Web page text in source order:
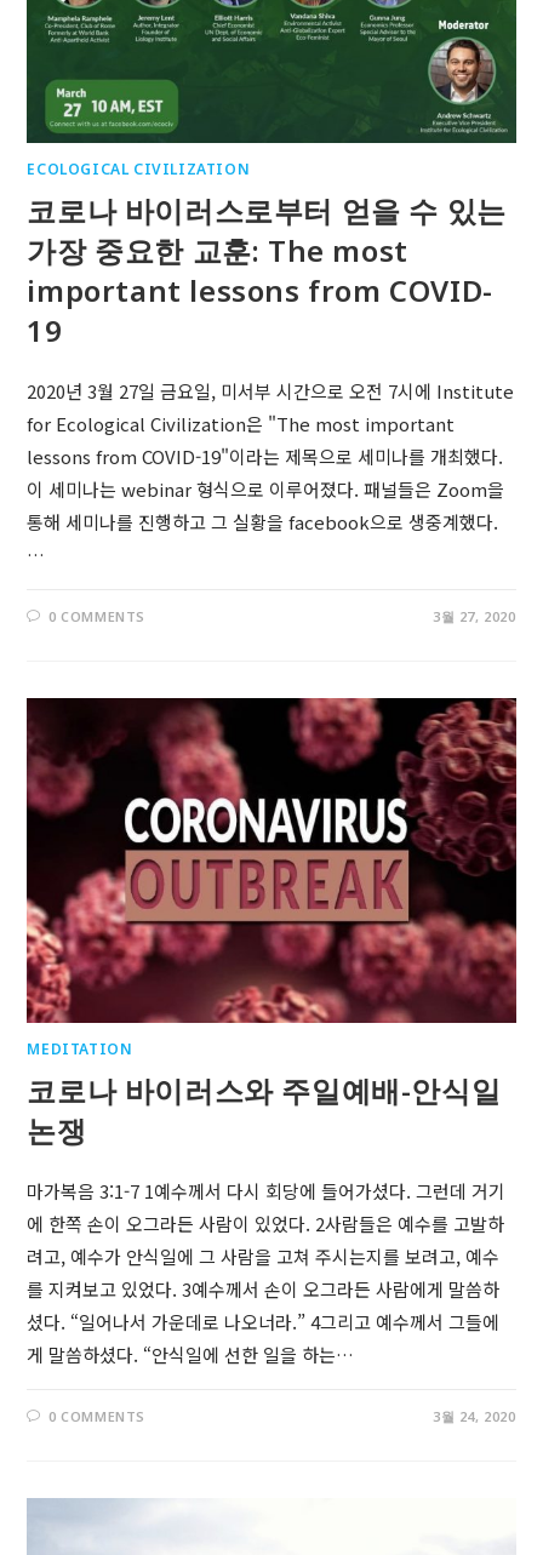
ECOLOGICAL CIVILIZATION
코로나 바이러스로부터 얻을 수 있는
가장 중요한 교훈: The most
important lessons from COVID-
19
2020년 3월 27일 금요일, 미서부 시간으로 오전 7시에 Institute
for Ecological Civilization은 "The most important
lessons from COVID-19"이라는 제목으로 세미나를 개최했다.
이 세미나는 webinar 형식으로 이루어졌다. 패널들은 Zoom을
통해 세미나를 진행하고 그 실황을 facebook으로 생중계했다.
…
0 COMMENTS 3월 27, 2020
MEDITATION
코로나 바이러스와 주일예배-안식일
논쟁
마가복음 3:1-7 1예수께서 다시 회당에 들어가셨다. 그런데 거기
에 한쪽 손이 오그라든 사람이 있었다. 2사람들은 예수를 고발하
려고, 예수가 안식일에 그 사람을 고쳐 주시는지를 보려고, 예수
를 지켜보고 있었다. 3예수께서 손이 오그라든 사람에게 말씀하
셨다. “일어나서 가운데로 나오너라.” 4그리고 예수께서 그들에
게 말씀하셨다. “안식일에 선한 일을 하는…
0 COMMENTS 3월 24, 2020